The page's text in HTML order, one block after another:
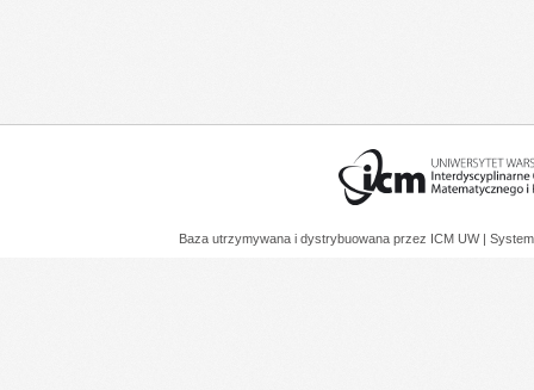
Baza utrzymywana i dystrybuowana przez ICM UW |